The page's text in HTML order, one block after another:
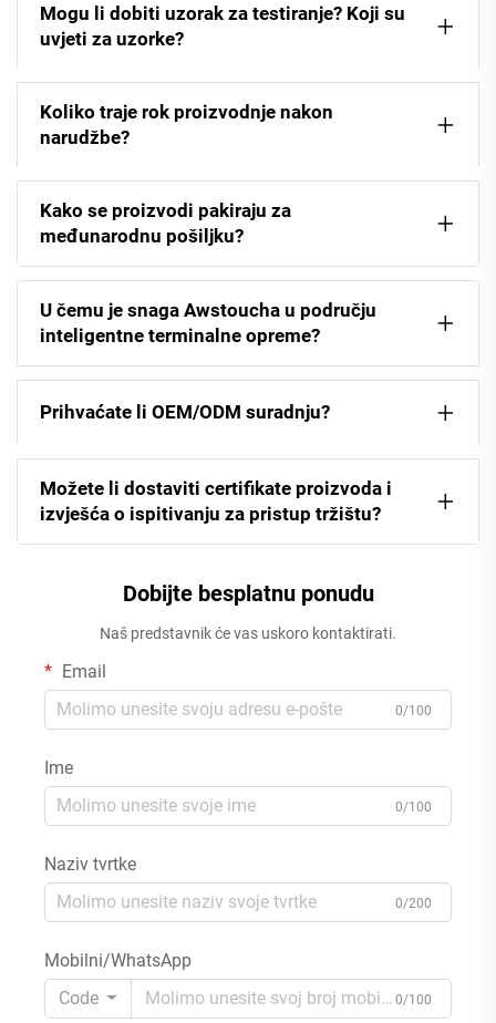
Mogu li dobiti uzorak za testiranje? Koji su
uvjeti za uzorke?
Koliko traje rok proizvodnje nakon
narudžbe?
Kako se proizvodi pakiraju za
međunarodnu pošiljku?
U čemu je snaga Awstoucha u području
inteligentne terminalne opreme?
Prihvaćate li OEM/ODM suradnju?
Možete li dostaviti certifikate proizvoda i
izvješća o ispitivanju za pristup tržištu?
Dobijte besplatnu ponudu
Naš predstavnik će vas uskoro kontaktirati.
Email
0/100
Ime
0/100
Naziv tvrtke
0/200
Mobilni/WhatsApp
Code
0/100